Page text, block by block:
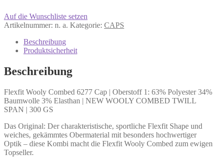
Auf die Wunschliste setzen
Artikelnummer: n. a. Kategorie: CAPS
Beschreibung
Produktsicherheit
Beschreibung
Flexfit Wooly Combed 6277 Cap | Oberstoff 1: 63% Polyester 34%
Baumwolle 3% Elasthan | NEW WOOLY COMBED TWILL
SPAN | 300 GS
Das Original: Der charakteristische, sportliche Flexfit Shape und
weiches, gekämmtes Obermaterial mit besonders hochwertiger
Optik – diese Kombi macht die Flexfit Wooly Combed zum ewigen
Topseller.